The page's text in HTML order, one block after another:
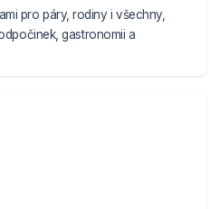
pro páry, rodiny i všechny,
gastronomii a